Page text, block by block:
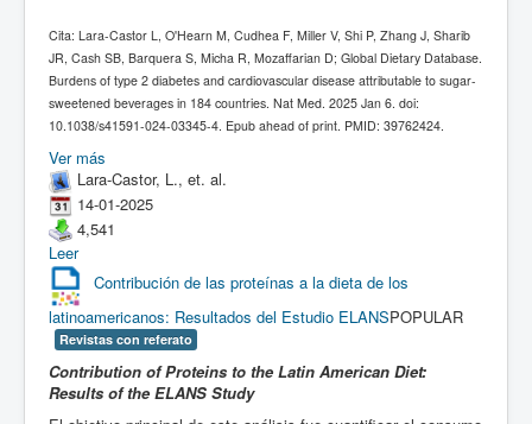
Cita: Lara-Castor L, O'Hearn M, Cudhea F, Miller V, Shi P, Zhang J, Sharib
JR, Cash SB, Barquera S, Micha R, Mozaffarian D; Global Dietary Database.
Burdens of type 2 diabetes and cardiovascular disease attributable to sugar-
sweetened beverages in 184 countries. Nat Med. 2025 Jan 6. doi:
10.1038/s41591-024-03345-4. Epub ahead of print. PMID: 39762424.
Ver más
Lara-Castor, L., et. al.
14-01-2025
4,541
Leer
Contribución de las proteínas a la dieta de los
latinoamericanos: Resultados del Estudio ELANSPOPULAR
Revistas con referato
Contribution of Proteins to the Latin American Diet:
Results of the ELANS Study